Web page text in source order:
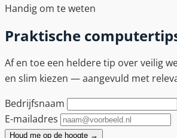
Handig om te weten
Praktische
Af en toe een heldere tip over veilig
en slim kiezen — aangevuld met
Bedrijfsnaam
E-mailadres
Houd me op de hoogte →